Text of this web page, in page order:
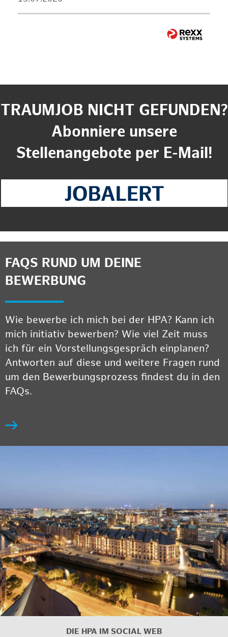
TRAUMJOB NICHT GEFUNDEN?
Abonniere unsere
Stellenangebote per E-Mail!
FAQS RUND UM DEINE
BEWERBUNG
Wie bewerbe ich mich bei der HPA? Kann ich
mich initiativ bewerben? Wie viel Zeit muss
ich für ein Vorstellungsgespräch einplanen?
Antworten auf diese und weitere Fragen rund
um den Bewerbungsprozess findest du in den
FAQs.
DIE HPA IM SOCIAL WEB